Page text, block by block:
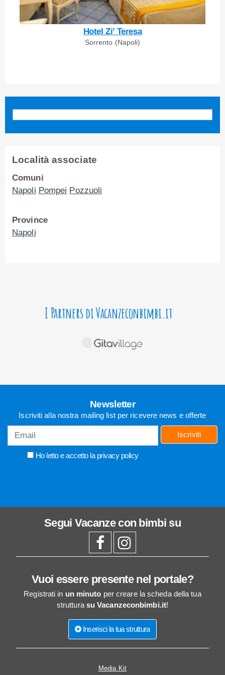
Hotel Zi’ Teresa
Sorrento (Napoli)
Località associate
Comuni
Napoli Pompei Pozzuoli
Province
Napoli
I Partners di Vacanzeconbimbi.it
Newsletter
Iscriviti alla nostra mailing list per ricevere news e offerte
Ho letto e accetto la privacy policy
Iscriviti
Segui Vacanze con bimbi su
Vuoi essere presente nel portale?
Registrati in un minuto per creare la scheda della tua
struttura su Vacanzeconbimbi.it!
Inserisci la tua struttura
Media Kit